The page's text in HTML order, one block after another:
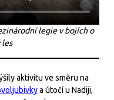
legie v bojích o
les
aktivitu ve směru na
a útočí u Nadiji,